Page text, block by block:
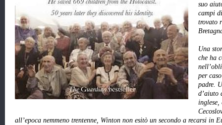
suo
campi
trovato
Una
che ha
per
padre.
d’aiuto
inglese,
all’epoca nemmeno trentenne, Winton non esitò un secondo a recarsi in